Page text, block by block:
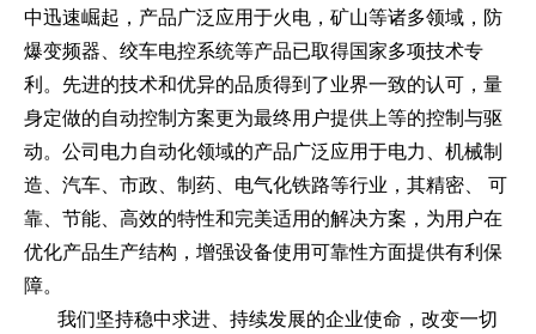
中迅速崛起，产品广泛应用于火电，矿山等诸多领域，防
爆变频器、绞车电控系统等产品已取得国家多项技术专
利。先进的技术和优异的品质得到了业界一致的认可，量
身定做的自动控制方案更为最终用户提供上等的控制与驱
动。公司电力自动化领域的产品广泛应用于电力、机械制
造、汽车、市政、制药、电气化铁路等行业，其精密、 可
靠、节能、高效的特性和完美适用的解决方案，为用户在
优化产品生产结构，增强设备使用可靠性方面提供有利保
障。
我们坚持稳中求进、持续发展的企业使命，改变一切